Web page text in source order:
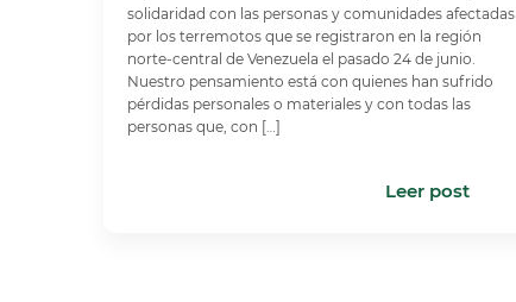
solidaridad con las personas y comunidades afectadas
por los terremotos que se registraron en la región
norte-central de Venezuela el pasado 24 de junio.
Nuestro pensamiento está con quienes han sufrido
pérdidas personales o materiales y con todas las
personas que, con […]
Leer post